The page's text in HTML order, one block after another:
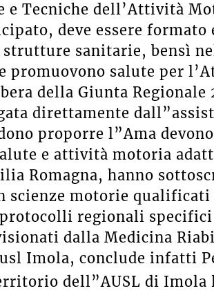
e Tecniche dell’Attività
deve essere
sanitarie, bensì
promuovono salute per
della Giunta Regionale
direttamente
proporre l”Ama
e attività motoria
Romagna, hanno
scienze motorie qualificati
protocolli regionali
dalla Medicina
Imola, conclude infatti
dell”AUSL di Imola